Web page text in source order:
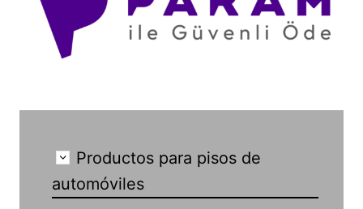
Productos para pisos de
automóviles